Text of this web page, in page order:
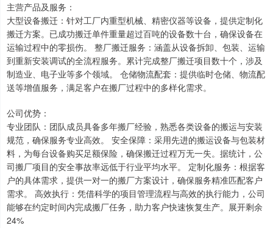
主营产品及服务：
大型设备搬迁：针对工厂内重型机械、精密仪器等设备，提供定制化
搬迁方案。已成功搬迁单件重量超过百吨的设备数十台，确保设备在
运输过程中的零损伤。 整厂搬迁服务：涵盖从设备拆卸、包装、运输
到重新安装调试的全流程服务。累计完成整厂搬迁项目数十个，涉及
制造业、电子业等多个领域。 仓储物流配套：提供临时仓储、物流配
送等增值服务，满足客户在搬厂过程中的多样化需求。
公司优势：
专业团队：团队成员具备多年搬厂经验，熟悉各类设备的搬运与安装
规范，确保服务专业高效。 安全保障：采用先进的搬运设备与包装材
料，为每台设备购买足额保险，确保搬迁过程万无一失。据统计，公
司搬厂项目的安全事故率远低于行业平均水平。 定制化服务：根据客
户的具体需求，提供一对一的搬厂方案设计，确保服务精准匹配客户
需求。 高效执行：凭借科学的项目管理流程与高效的执行能力，公司
能够在约定时间内完成搬厂任务，助力客户快速恢复生产。展开剩余
24%